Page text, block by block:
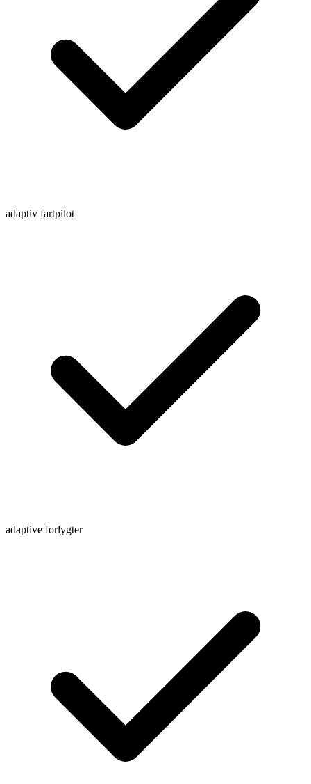
adaptiv fartpilot
adaptive forlygter